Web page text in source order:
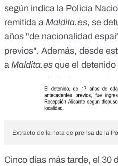
según indica la Policía
remitida a Maldita.es, se
años "de nacionalidad
previos". Además, desde
a Maldita.es que el
Extracto de la nota de prensa de la
Cinco días más tarde, el 30